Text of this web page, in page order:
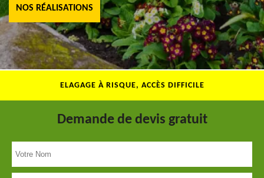
NOS RÉALISATIONS
ELAGAGE À RISQUE, ACCÈS DIFFICILE
Demande de devis gratuit